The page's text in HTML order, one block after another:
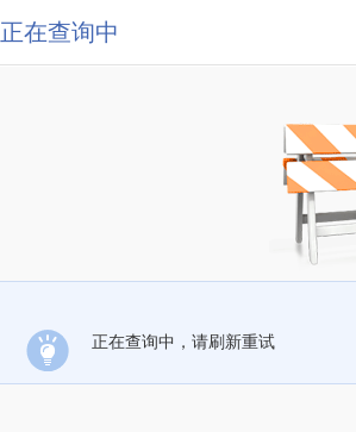
正在查询中
正在查询中，请刷新重试